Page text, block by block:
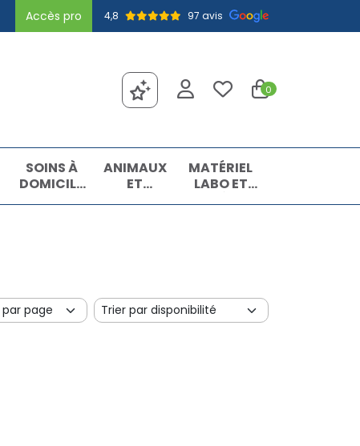
Accès pro 4,8 97 avis
0
SOINS À
DOMICILE
ET
ANIMAUX
ET
INSECTES
MATÉRIEL
LABO ET
MATIÈRES